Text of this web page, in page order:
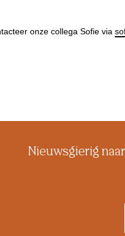
onze collega Sofie via
Nieuwsgierig